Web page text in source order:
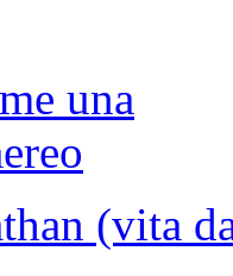
(vita